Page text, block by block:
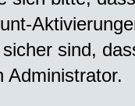
sind,
Administrator.